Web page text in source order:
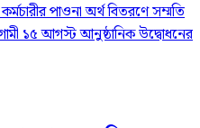
পাওনা অর্থ বিতরণে সম্মতি
১৫ আগস্ট আনুষ্ঠানিক উদ্বোধনের